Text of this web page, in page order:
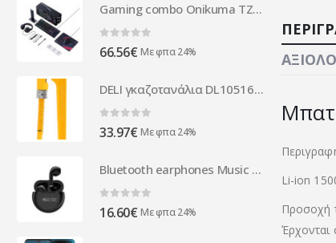
Li-ion
Προσοχή
Έρχονται
Gaming combo Onikuma TZ5006, 5in1, Black - 6188
0out of 5
66.56€ Με φπα 24%
DELI γκαζοτανάλια DL105167, 2"/67mm, 565mm
0 out of 5
33.97€ Με φπα 24%
Bluetooth earphones Music Taxi PRO6, Different colors - 20714
0 out of 5
16.60€ Με φπα 24%